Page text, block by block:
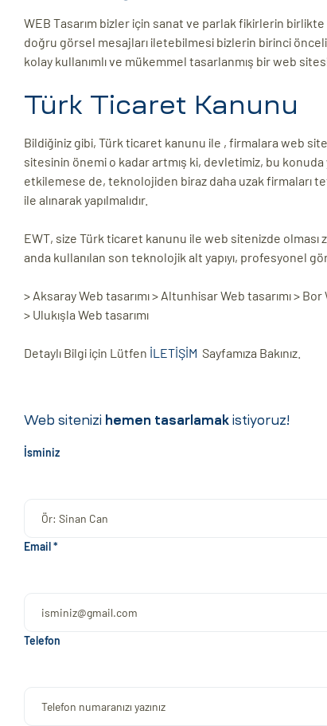
WEB Tasarım bizler için sanat ve parlak fikirlerin
doğru görsel mesajları iletebilmesi bizlerin birinci
kolay kullanımlı ve mükemmel tasarlanmış bir web
Türk Ticaret Kanunu
Bildiğiniz gibi, Türk ticaret kanunu ile , firmalara web
sitesinin önemi o kadar artmış ki, devletimiz, bu konuda
etkilemese de, teknolojiden biraz daha uzak firmaları
ile alınarak yapılmalıdır.
EWT, size Türk ticaret kanunu ile web sitenizde
anda kullanılan son teknolojik alt yapıyı, profesyonel
> Aksaray Web tasarımı > Altunhisar Web tasarımı > Bor
> Ulukışla Web tasarımı
Detaylı Bilgi için Lütfen İLETİŞİM Sayfamıza Bakınız.
Web sitenizi hemen tasarlamak istiyoruz!
İsminiz
Email *
Telefon